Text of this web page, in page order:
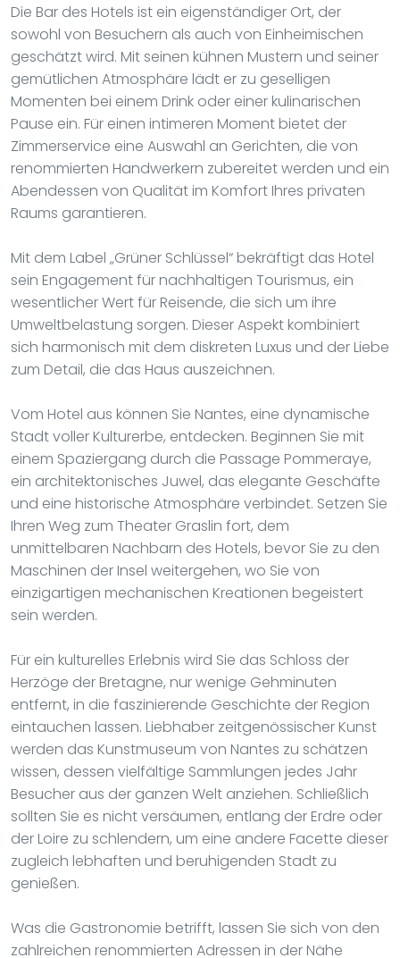
Die Bar des Hotels ist ein eigenständiger Ort, der
sowohl von Besuchern als auch von Einheimischen
geschätzt wird. Mit seinen kühnen Mustern und seiner
gemütlichen Atmosphäre lädt er zu geselligen
Momenten bei einem Drink oder einer kulinarischen
Pause ein. Für einen intimeren Moment bietet der
Zimmerservice eine Auswahl an Gerichten, die von
renommierten Handwerkern zubereitet werden und ein
Abendessen von Qualität im Komfort Ihres privaten
Raums garantieren.
Mit dem Label „Grüner Schlüssel“ bekräftigt das Hotel
sein Engagement für nachhaltigen Tourismus, ein
wesentlicher Wert für Reisende, die sich um ihre
Umweltbelastung sorgen. Dieser Aspekt kombiniert
sich harmonisch mit dem diskreten Luxus und der Liebe
zum Detail, die das Haus auszeichnen.
Vom Hotel aus können Sie Nantes, eine dynamische
Stadt voller Kulturerbe, entdecken. Beginnen Sie mit
einem Spaziergang durch die Passage Pommeraye,
ein architektonisches Juwel, das elegante Geschäfte
und eine historische Atmosphäre verbindet. Setzen Sie
Ihren Weg zum Theater Graslin fort, dem
unmittelbaren Nachbarn des Hotels, bevor Sie zu den
Maschinen der Insel weitergehen, wo Sie von
einzigartigen mechanischen Kreationen begeistert
sein werden.
Für ein kulturelles Erlebnis wird Sie das Schloss der
Herzöge der Bretagne, nur wenige Gehminuten
entfernt, in die faszinierende Geschichte der Region
eintauchen lassen. Liebhaber zeitgenössischer Kunst
werden das Kunstmuseum von Nantes zu schätzen
wissen, dessen vielfältige Sammlungen jedes Jahr
Besucher aus der ganzen Welt anziehen. Schließlich
sollten Sie es nicht versäumen, entlang der Erdre oder
der Loire zu schlendern, um eine andere Facette dieser
zugleich lebhaften und beruhigenden Stadt zu
genießen.
Was die Gastronomie betrifft, lassen Sie sich von den
zahlreichen renommierten Adressen in der Nähe